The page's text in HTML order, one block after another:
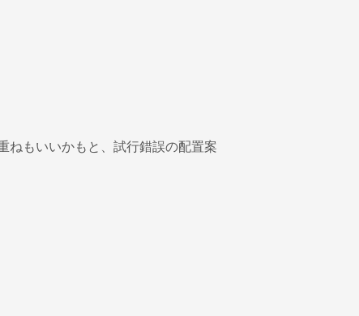
ねもいいかもと、試行錯誤の配置案